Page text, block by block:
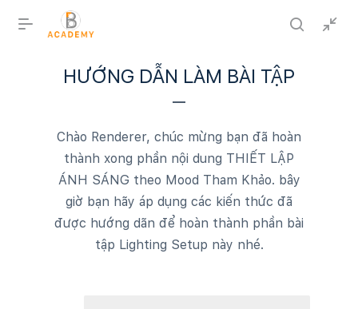
HƯỚNG DẪN LÀM BÀI TẬP
Chào Renderer, chúc mừng bạn đã hoàn
thành xong phần nội dung THIẾT LẬP
ÁNH SÁNG theo Mood Tham Khảo. bây
giờ bạn hãy áp dụng các kiến thức đã
được hướng dãn để hoàn thành phần bài
tập Lighting Setup này nhé.